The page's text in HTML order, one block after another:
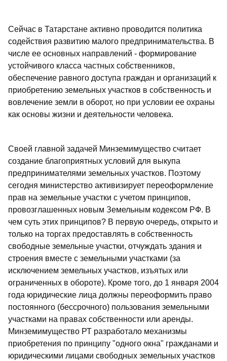
Сейчас в Татарстане активно проводится политика
содействия развитию малого предпринимательства. В
числе ее основных направлений - формирование
устойчивого класса частных собственников,
обеспечение равного доступа граждан и организаций к
приобретению земельных участков в собственность и
вовлечение земли в оборот, но при условии ее охраны
как основы жизни и деятельности человека.
Своей главной задачей Минземимущество считает
создание благоприятных условий для выкупа
предпринимателями земельных участков. Поэтому
сегодня министерство активизирует переоформление
прав на земельные участки с учетом принципов,
провозглашенных новым Земельным кодексом РФ. В
чем суть этих принципов? В первую очередь, открыто и
только на торгах предоставлять в собственность
свободные земельные участки, отчуждать здания и
строения вместе с земельными участками (за
исключением земельных участков, изъятых или
ограниченных в обороте). Кроме того, до 1 января 2004
года юридические лица должны переоформить право
постоянного (бессрочного) пользования земельными
участками на правах собственности или аренды.
Минземимущество РТ разработало механизмы
приобретения по принципу "одного окна" гражданами и
юридическими лицами свободных земельных участков